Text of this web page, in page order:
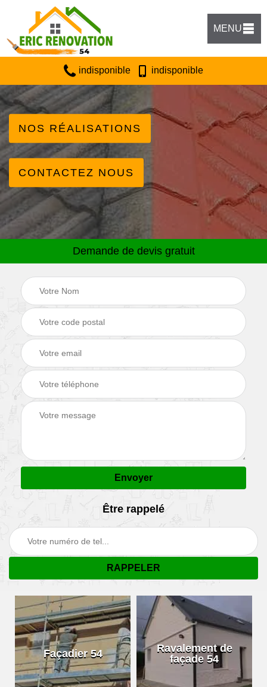
MENU
indisponible indisponible
NOS RÉALISATIONS
CONTACTEZ NOUS
Demande de devis gratuit
Être rappelé
Façadier 54
Ravalement de
façade 54